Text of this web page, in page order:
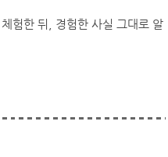
험한 뒤, 경험한 사실 그대로 알